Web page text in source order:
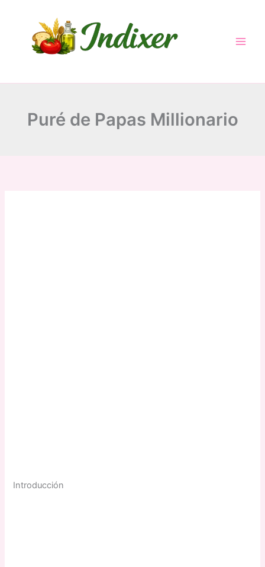
Puré de Papas Millionario
Introducción